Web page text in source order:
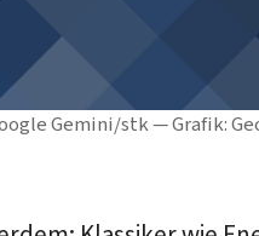
Gemini/stk — Grafik: